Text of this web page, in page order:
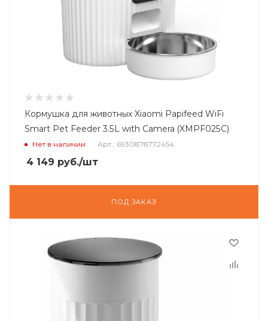
Кормушка для животных Xiaomi Papifeed WiFi
Smart Pet Feeder 3.5L with Camera (XMPF025C)
Нет в наличии Арт.: 6930878772454
4 149 руб./шт
ПОД ЗАКАЗ